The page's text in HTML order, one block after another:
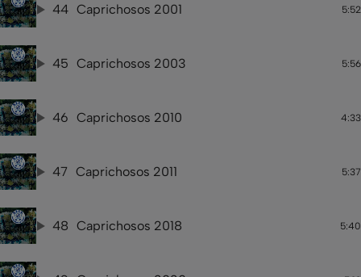
44 Caprichosos 2001 5:52
45 Caprichosos 2003 5:56
46 Caprichosos 2010 4:33
47 Caprichosos 2011 5:37
48 Caprichosos 2018 5:40